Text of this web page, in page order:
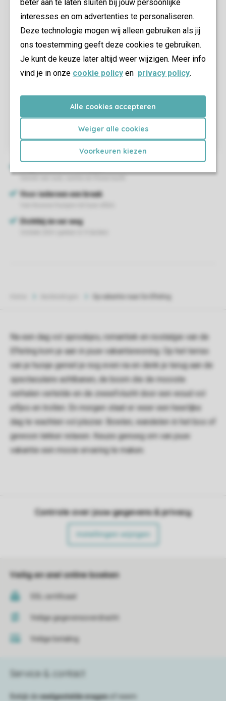
interesses en om advertenties te personaliseren.
Deze technologie mogen wij alleen gebruiken als jij
ons toestemming geeft deze cookies te gebruiken.
Je kunt de keuze later altijd weer wijzigen. Meer info
vind je in onze cookie policy en privacy policy.
Alle cookies accepteren
Weiger alle cookies
Voorkeuren kiezen
Na een dag vol sprookjes, romantiek en nostalgie van de
Efteling kom je aan in jouw vakantiewoning. Op het terras
van je huisje geniet je nog even na en denk je terug aan de
spectaculaire achtbanen, de boom die de mooiste
verhalen vertelde en de zweefvlucht door een woud vol
elfjes en trollen. En morgen staat er weer een heerlijke
dag te wachten vol plezier. Bowlen, wandelen in het bos of
gewoon lekker relaxen. Keuze genoeg om van jouw
vakantie een mooie ervaring te maken.
Controle over jouw gegevens & privacy
Instellingen wijzigen
Veilig en snel online boeken
SSL certificaat
Veilige gegevensoverdracht
Veilige betaling
Service & contact
Bekijk deveelgestelde vragenof neem